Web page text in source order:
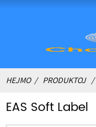
HEJMO PRODUKTOJ
EAS Soft Label